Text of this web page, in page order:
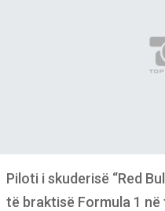
Piloti i skuderisë “Red
të braktisë Formula 1